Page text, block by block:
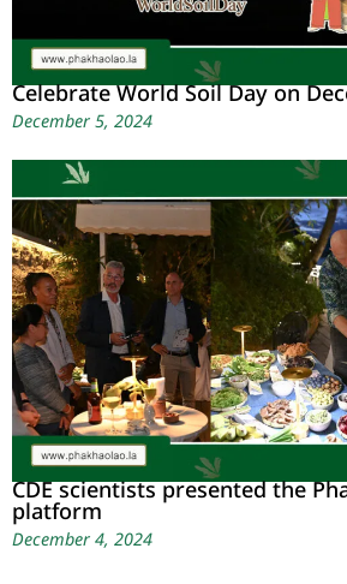
Celebrate World Soil Day on
December 5, 2024
CDE scientists presented the
platform
December 4, 2024